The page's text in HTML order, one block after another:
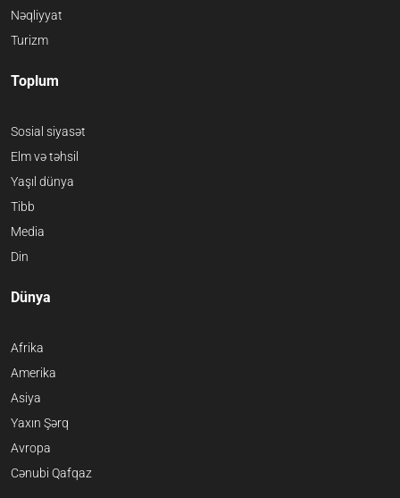
Nəqliyyat
Turizm
Toplum
Sosial siyasət
Elm və təhsil
Yaşıl dünya
Tibb
Media
Din
Dünya
Afrika
Amerika
Asiya
Yaxın Şərq
Avropa
Cənubi Qafqaz